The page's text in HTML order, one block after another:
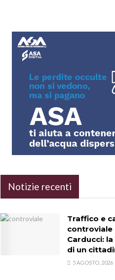
Notizie recenti
Traffico e
controviale
Carducci:
di un
5 AGOSTO, 2026